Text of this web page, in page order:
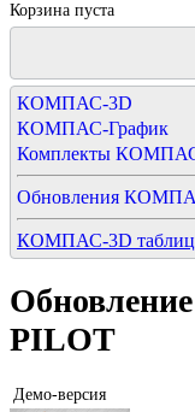
Корзина пуста
КОМПАС-3D
КОМПАС-График
Комплекты
Обновления
КОМПАС-3D таблица
PILOT
Демо-версия